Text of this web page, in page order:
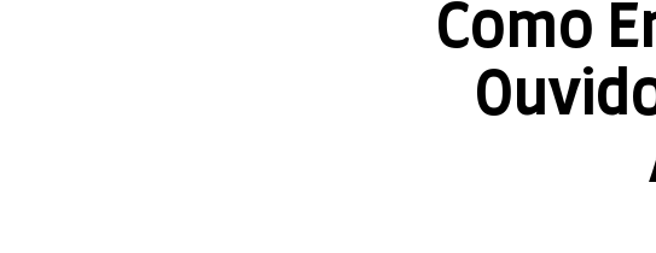
Como